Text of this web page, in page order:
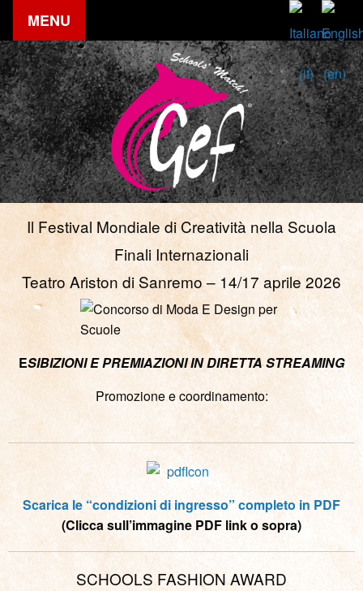
MENU
Il Festival Mondiale di Creatività nella Scuola
Finali Internazionali
Teatro Ariston di Sanremo – 14/17 aprile 2026
ESIBIZIONI E PREMIAZIONI IN DIRETTA STREAMING
Promozione e coordinamento:
Scarica le “condizioni di ingresso” completo in PDF
(Clicca sull’immagine PDF link o sopra)
SCHOOLS FASHION AWARD